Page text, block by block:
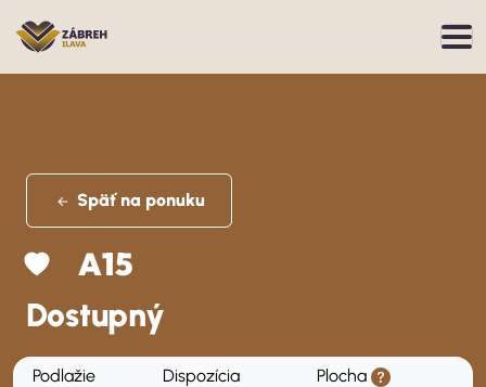
Späť na ponuku
A15
Dostupný
Podlažie Dispozícia
Plocha